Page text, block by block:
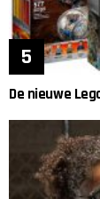
De nieuwe